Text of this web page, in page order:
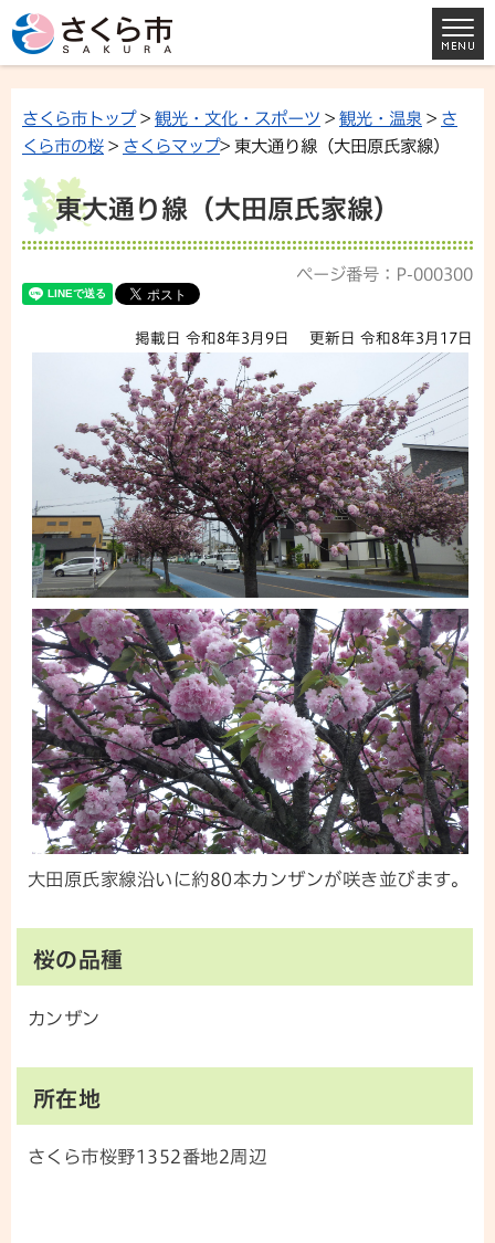
さくら市トップ> 観光・文化・スポーツ > 観光・温泉 > さ
くら市の桜 > さくらマップ> 東大通り線（大田原氏家線）
東大通り線（大田原氏家線）
ページ番号：P-000300
掲載日 令和8年3月9日 更新日 令和8年3月17日
大田原氏家線沿いに約80本カンザンが咲き並びます。
桜の品種
カンザン
所在地
さくら市桜野1352番地2周辺